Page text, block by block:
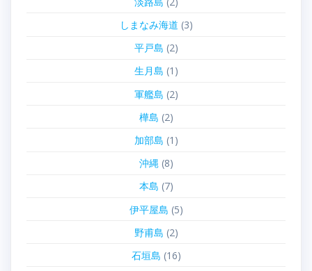
しまなみ海道 (3)
平戸島 (2)
生月島 (1)
軍艦島 (2)
樺島 (2)
加部島 (1)
沖縄(8)
本島 (7)
伊平屋島 (5)
野甫島 (2)
石垣島 (16)